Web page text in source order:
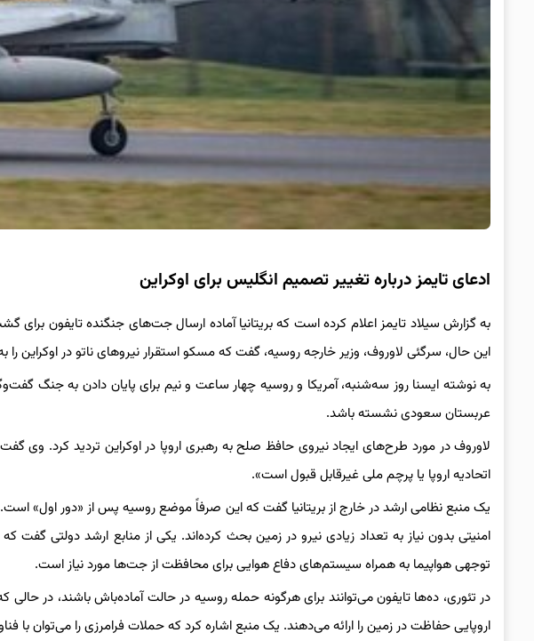
ادعای تایمز درباره تغییر تصمیم انگلیس برای اوکراین
به گزارش سیلاد تایمز اعلام کرده است که بریتانیا آماده ارسال جت‌های جنگنده تایفون
این حال، سرگئی لاوروف، وزیر خارجه روسیه، گفت که مسکو استقرار نیروهای ناتو در اوکراین
به نوشته ایسنا روز سه‌شنبه، آمریکا و روسیه چهار ساعت و نیم برای پایان دادن به جنگ
عربستان سعودی نشسته باشد.
لاوروف در مورد طرح‌های ایجاد نیروی حافظ صلح به رهبری اروپا در اوکراین تردید کرد. وی
اتحادیه اروپا یا پرچم ملی غیرقابل قبول است».
یک منبع نظامی ارشد در خارج از بریتانیا گفت که این صرفاً موضع روسیه پس از «دور اول» است.
امنیتی بدون نیاز به تعداد زیادی نیرو در زمین بحث کرده‌اند. یکی از منابع ارشد دولتی
توجهی هواپیما به همراه سیستم‌های دفاع هوایی برای محافظت از جت‌ها مورد نیاز است.
در تئوری، ده‌ها تایفون می‌توانند برای هرگونه حمله روسیه در حالت آماده‌باش باشند، در
اروپایی حفاظت در زمین را ارائه می‌دهند. یک منبع اشاره کرد که حملات فرامرزی را می‌توان با